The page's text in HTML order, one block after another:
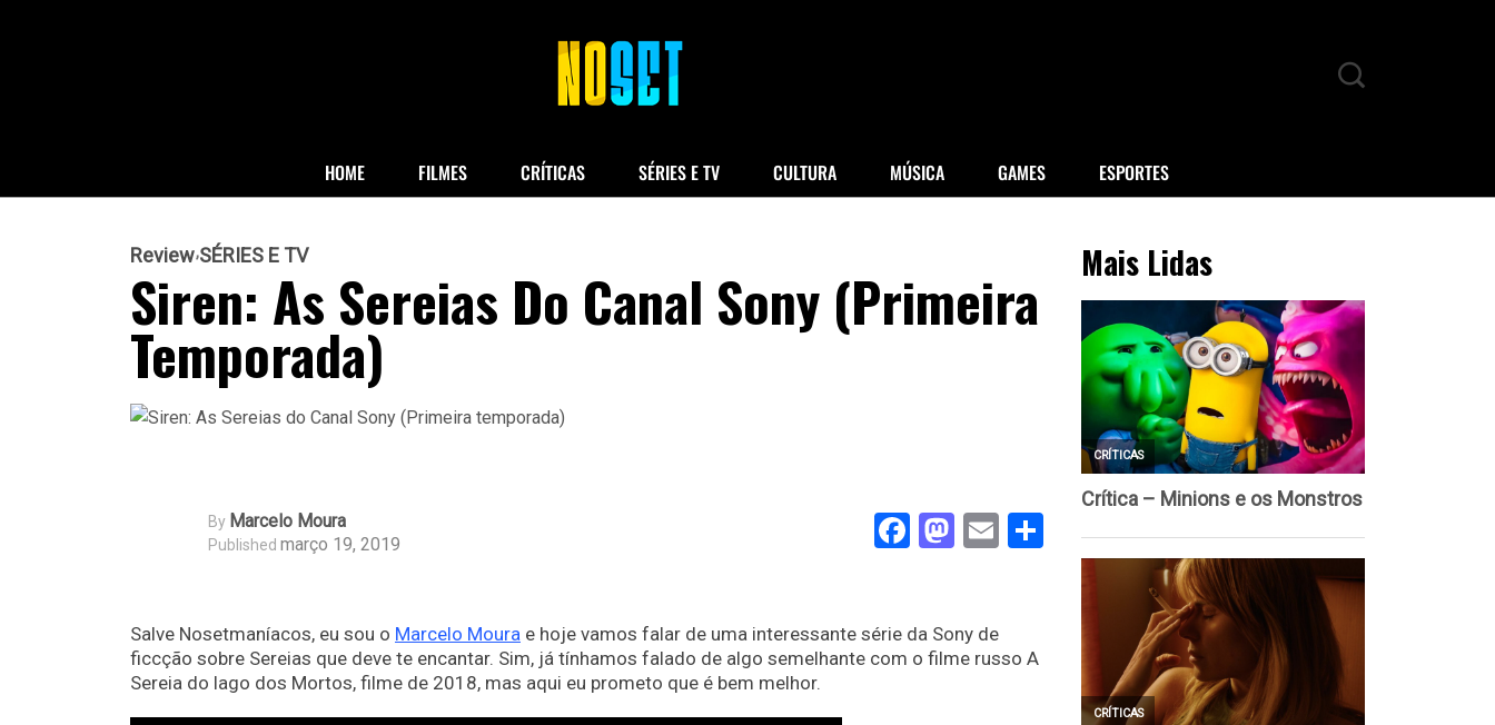
HOME FILMES CRÍTICAS SÉRIES E TV CULTURA MÚSICA GAMES ESPORTES
Review SÉRIES E TV
Siren: As Sereias Do Canal Sony (Primeira
Temporada)
By Marcelo Moura
Published março 19, 2019 Facebook
Mastodon
EmailShare
Salve Nosetmaníacos, eu sou o Marcelo Moura e hoje vamos falar de uma interessante série da Sony de
ficcção sobre Sereias que deve te encantar. Sim, já tínhamos falado de algo semelhante com o filme russo A
Sereia do lago dos Mortos, filme de 2018, mas aqui eu prometo que é bem melhor.
Mais Lidas